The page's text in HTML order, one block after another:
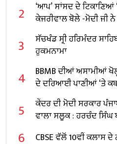
2
‘ਆਪ’ ਸਾਂਸਦ ਦੇ ਟਿਕਾਣਿਆਂ
ਕੇਜਰੀਵਾਲ ਬੋਲੇ -ਮੋਦੀ ਜੀ ਨੇ
ਦੀ ਤਿਆਰੀ
3
ਸੱਚਖੰਡ ਸ੍ਰੀ ਹਰਿਮੰਦਰ
ਹੁਕਮਨਾਮਾ
4
BBMB ਦੀਆਂ ਅਸਾਮੀਆਂ
ਦੇ ਦਰਿਆਈ ਪਾਣੀਆਂ ‘ਤੇ
ਬਲਤੇਜ ਪੰਨੂ
5
ਕੇਂਦਰ ਦੀ ਮੋਦੀ ਸਰਕਾਰ
ਵਾਲਾ ਸਲੂਕ : ਹਰਚੰਦ ਸਿੰਘ
6 CBSE ਵੱਲੋਂ 10ਵੀਂ ਕਲਾਸ